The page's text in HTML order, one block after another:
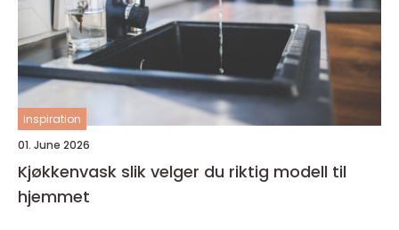
inspiration
01. June 2026
Kjøkkenvask slik velger du riktig modell til
hjemmet